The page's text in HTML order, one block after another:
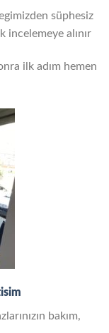
süphesiz
incelemeye alınır
ilk adım hemen
bakım,